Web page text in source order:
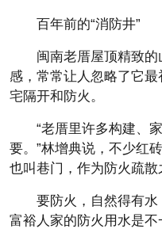
百年前的“消防井”
闽南老厝屋顶精致
感，常常让人忽略了它
宅隔开和防火。
“老厝里许多构建、
要。”林增典说，不少红
也叫巷门，作为防火疏散
要防火，自然得有
富裕人家的防火用水是不